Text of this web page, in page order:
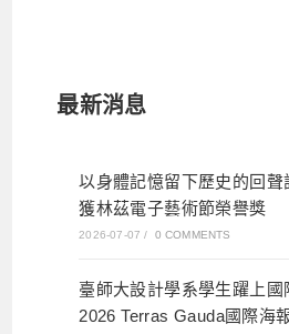
最新消息
以身體記憶留下歷史的回聲
獲林茲電子藝術節榮譽獎
2026-07-07 / 0 COMMENTS
臺師大設計學系學生躍上
2026 Terras Gauda國際海